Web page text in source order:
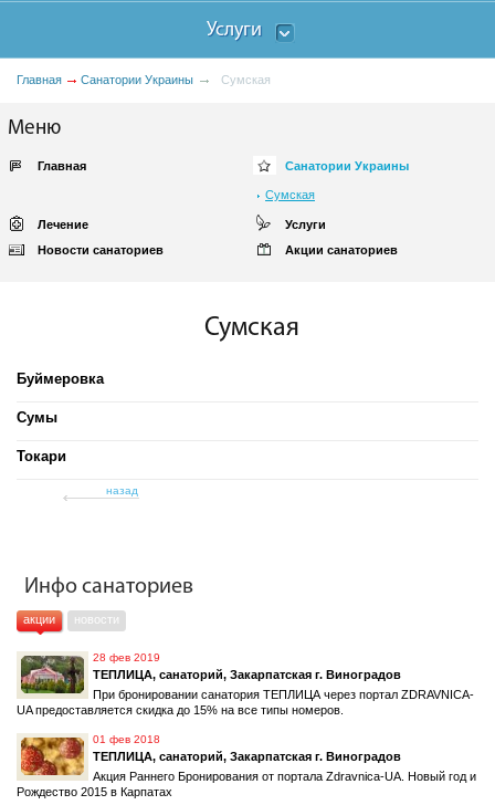
Услуги
Главная Санатории Украины Сумская
Меню
Главная Санатории Украины
Сумская
Лечение
Услуги
Новости санаториев
Акции санаториев
Сумская
Буймеровка
Сумы
Токари
назад
Инфо санаториев
акции новости
28 фев 2019
ТЕПЛИЦА, санаторий, Закарпатская г. Виноградов
При бронировании санатория ТЕПЛИЦА через портал ZDRAVNICA-
UA предоставляется скидка до 15% на все типы номеров.
01 фев 2018
ТЕПЛИЦА, санаторий, Закарпатская г. Виноградов
Акция Раннего Бронирования от портала Zdravnica-UA. Новый год и
Рождество 2015 в Карпатах